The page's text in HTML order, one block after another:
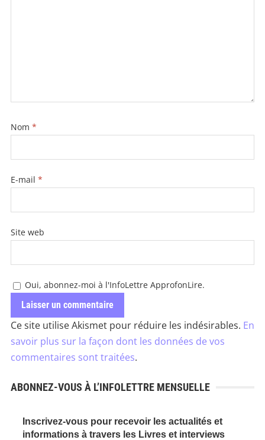
Nom *
E-mail *
Site web
Oui, abonnez-moi à l'InfoLettre ApprofonLire.
Ce site utilise Akismet pour réduire les indésirables. En
savoir plus sur la façon dont les données de vos
commentaires sont traitées.
ABONNEZ-VOUS À L’INFOLETTRE MENSUELLE
Inscrivez-vous pour recevoir les actualités et
informations à travers les Livres et interviews